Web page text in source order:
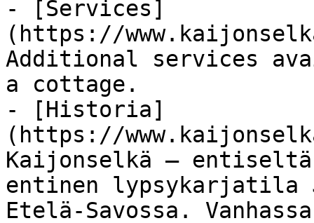
- [Services]
(https://
Additional services
a cottage.
- [Historia]
(https://
Kaijonselkä –
entinen lypsykarjatila
Etelä-Savossa.